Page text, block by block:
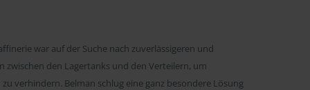
war auf der Suche nach zuverlässigeren und
zwischen den Lagertanks und den Verteilern, um
verhindern. Belman schlug eine ganz besondere Lösung